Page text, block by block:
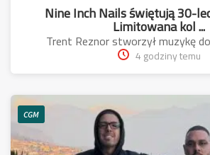
Nine Inch Nails świętują 30-
Limitowana kol ...
Trent Reznor stworzył muzykę
4 godziny temu
CGM